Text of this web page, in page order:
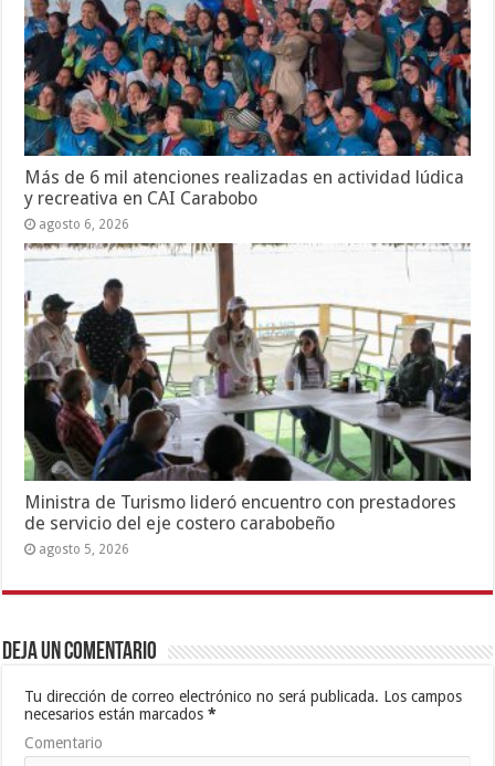
Más de 6 mil atenciones realizadas en actividad lúdica
y recreativa en CAI Carabobo
agosto 6, 2026
Ministra de Turismo lideró encuentro con prestadores
de servicio del eje costero carabobeño
agosto 5, 2026
Deja un comentario
Tu dirección de correo electrónico no será publicada. Los campos
necesarios están marcados*
Comentario